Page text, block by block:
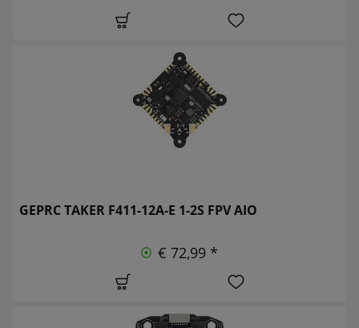
GEPRC TAKER F411-12A-E 1-2S FPV AIO
€ 72,99 *